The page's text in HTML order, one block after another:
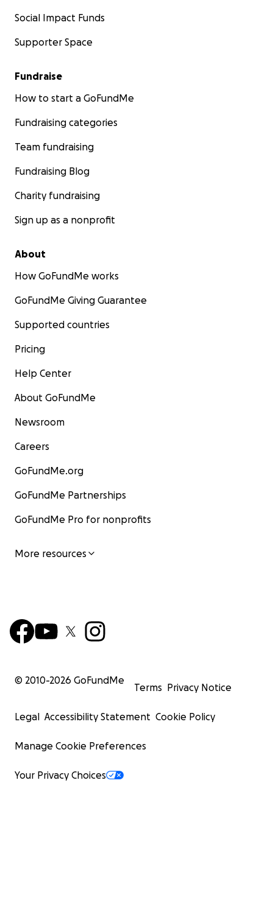
Social Impact Funds
Supporter Space
Fundraise
How to start a GoFundMe
Fundraising categories
Team fundraising
Fundraising Blog
Charity fundraising
Sign up as a nonprofit
About
How GoFundMe works
GoFundMe Giving Guarantee
Supported countries
Pricing
Help Center
About GoFundMe
Newsroom
Careers
GoFundMe.org
GoFundMe Partnerships
GoFundMe Pro for nonprofits
More resources
© 2010-2026 GoFundMe
Terms Privacy Notice
Legal Accessibility Statement Cookie Policy
Manage Cookie Preferences
Your Privacy Choices